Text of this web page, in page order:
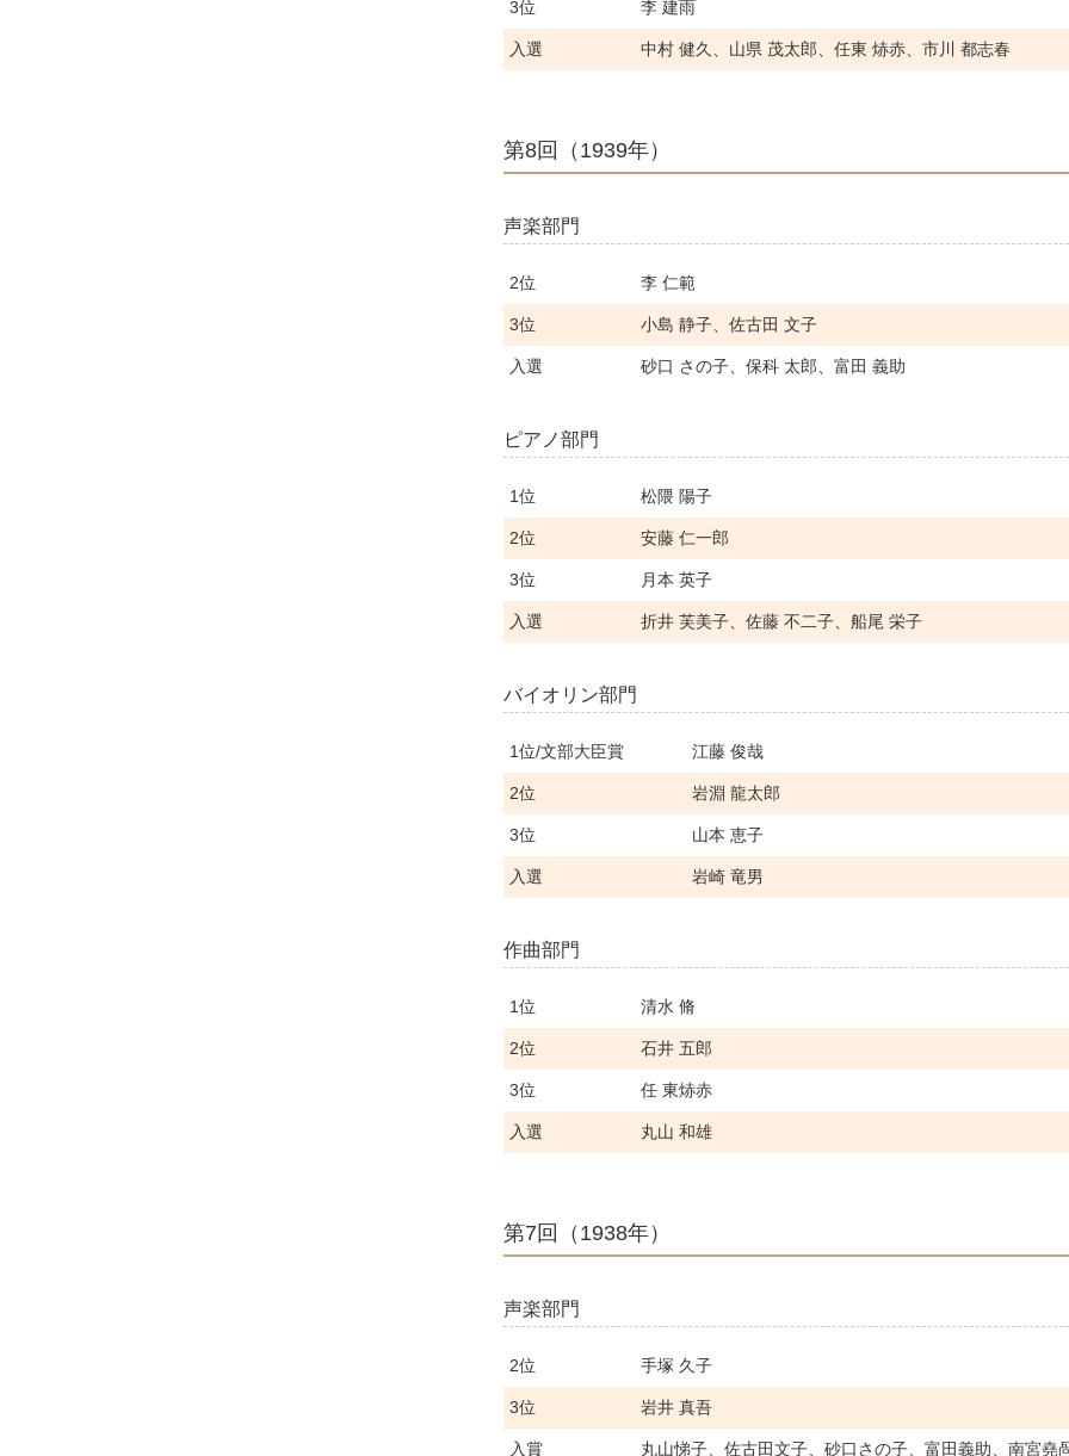
3位 李 建雨
入選 中村 健久、山県 茂太郎、任東 焃赤、市川 都志春
第8回（1939年）
声楽部門
2位 李 仁範
3位 小島 静子、佐古田 文子
入選 砂口 さの子、保科 太郎、富田 義助
ピアノ部門
1位 松隈 陽子
2位 安藤 仁一郎
3位 月本 英子
入選 折井 芙美子、佐藤 不二子、船尾 栄子
バイオリン部門
1位/文部大臣賞 江藤 俊哉
2位 岩淵 龍太郎
3位 山本 恵子
入選 岩崎 竜男
作曲部門
1位 清水 脩
2位 石井 五郎
3位 任 東焃赤
入選 丸山 和雄
第7回（1938年）
声楽部門
2位 手塚 久子
3位 岩井 真吾
入賞 丸山悌子、佐古田文子、砂口さの子、富田義助、南宮堯